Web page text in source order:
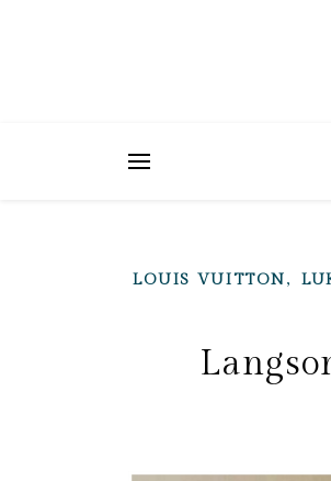
LOUIS VUITTON,